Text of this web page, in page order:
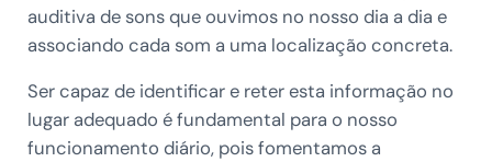
auditiva de sons que ouvimos no nosso dia a dia e
associando cada som a uma localização concreta.
Ser capaz de identificar e reter esta informação no
lugar adequado é fundamental para o nosso
funcionamento diário, pois fomentamos a